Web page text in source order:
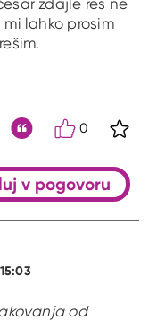
lahko prosim
0
v pogovoru
od